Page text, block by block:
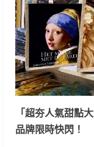
「超夯人氣甜點
品牌限時快閃！